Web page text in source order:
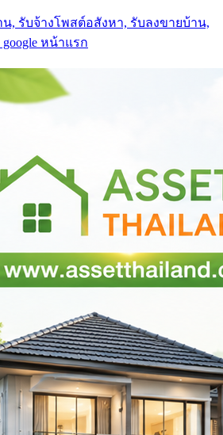
, รับจ้างโพสต์อสังหา, รับลงขายบ้าน,
หน้าแรก